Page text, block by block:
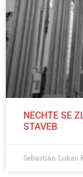
NECHTE SE
STAVEB
Sebastián Lukas